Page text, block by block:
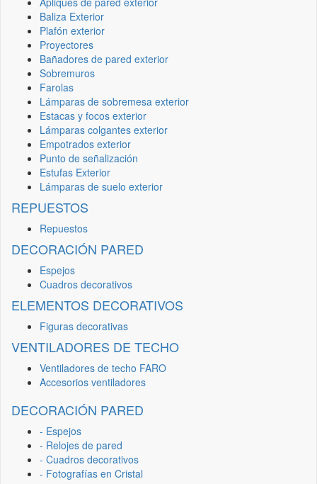
Baliza Exterior
Plafón exterior
Proyectores
Bañadores de pared exterior
Sobremuros
Farolas
Lámparas de sobremesa exterior
Estacas y focos exterior
Lámparas colgantes exterior
Empotrados exterior
Punto de señalización
Estufas Exterior
Lámparas de suelo exterior
REPUESTOS
Repuestos
DECORACIÓN PARED
Espejos
Cuadros decorativos
ELEMENTOS DECORATIVOS
Figuras decorativas
VENTILADORES DE TECHO
Ventiladores de techo FARO
Accesorios ventiladores
DECORACIÓN PARED
- Espejos
- Relojes de pared
- Cuadros decorativos
- Fotografías en Cristal